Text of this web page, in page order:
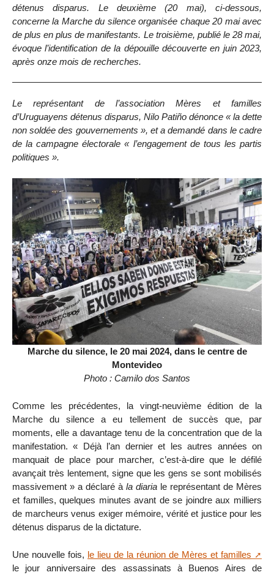
détenus disparus. Le deuxième (20 mai), ci-dessous,
concerne la Marche du silence organisée chaque 20 mai avec
de plus en plus de manifestants. Le troisième, publié le 28 mai,
évoque l’identification de la dépouille découverte en juin 2023,
après onze mois de recherches.
Le représentant de l’association Mères et familles
d’Uruguayens détenus disparus, Nilo Patiño dénonce « la dette
non soldée des gouvernements », et a demandé dans le cadre
de la campagne électorale « l’engagement de tous les partis
politiques ».
Marche du silence, le 20 mai 2024, dans le centre de
Montevideo
Photo : Camilo dos Santos
Comme les précédentes, la vingt-neuvième édition de la
Marche du silence a eu tellement de succès que, par
moments, elle a davantage tenu de la concentration que de la
manifestation. « Déjà l’an dernier et les autres années on
manquait de place pour marcher, c’est-à-dire que le défilé
avançait très lentement, signe que les gens se sont mobilisés
massivement » a déclaré à la diaria le représentant de Mères
et familles, quelques minutes avant de se joindre aux milliers
de marcheurs venus exiger mémoire, vérité et justice pour les
détenus disparus de la dictature.
Une nouvelle fois, le lieu de la réunion de Mères et familles
le jour anniversaire des assassinats à Buenos Aires de